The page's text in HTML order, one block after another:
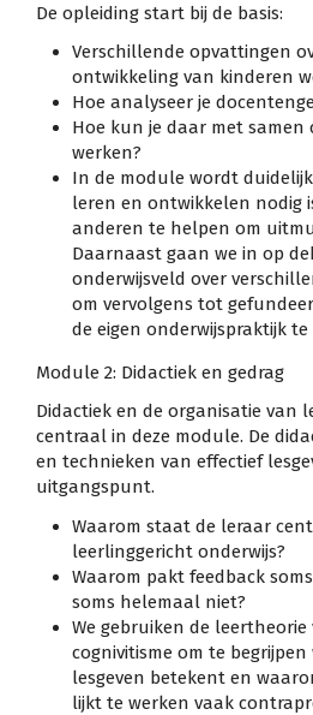
De opleiding start bij de basis:
Verschillende opvattingen
ontwikkeling van kinderen
Hoe analyseer je
Hoe kun je daar met samen
werken?
In de module wordt
leren en ontwikkelen nodig
anderen te helpen om
Daarnaast gaan we in op
onderwijsveld over
om vervolgens tot
de eigen onderwijspraktijk te
Module 2: Didactiek en gedrag
Didactiek en de organisatie van
centraal in deze module. De
en technieken van effectief
uitgangspunt.
Waarom staat de leraar
leerlinggericht onderwijs?
Waarom pakt feedback
soms helemaal niet?
We gebruiken de
cognivitisme om te
lesgeven betekent en
lijkt te werken vaak